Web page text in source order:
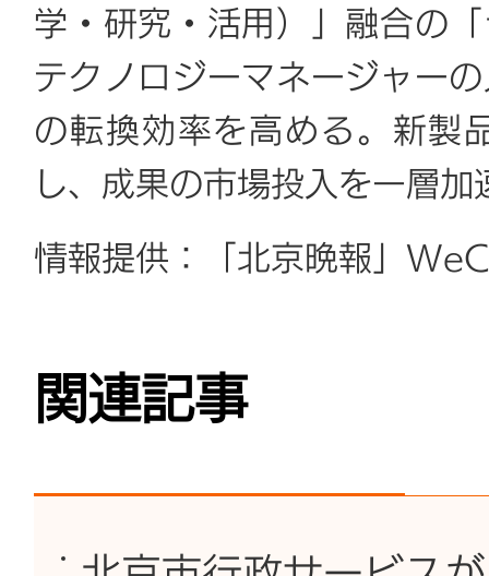
学・研究・活用）」融合の
テクノロジーマネージャー
の転換効率を高める。新製
し、成果の市場投入を一層加
情報提供：「北京晩報」
関連記事